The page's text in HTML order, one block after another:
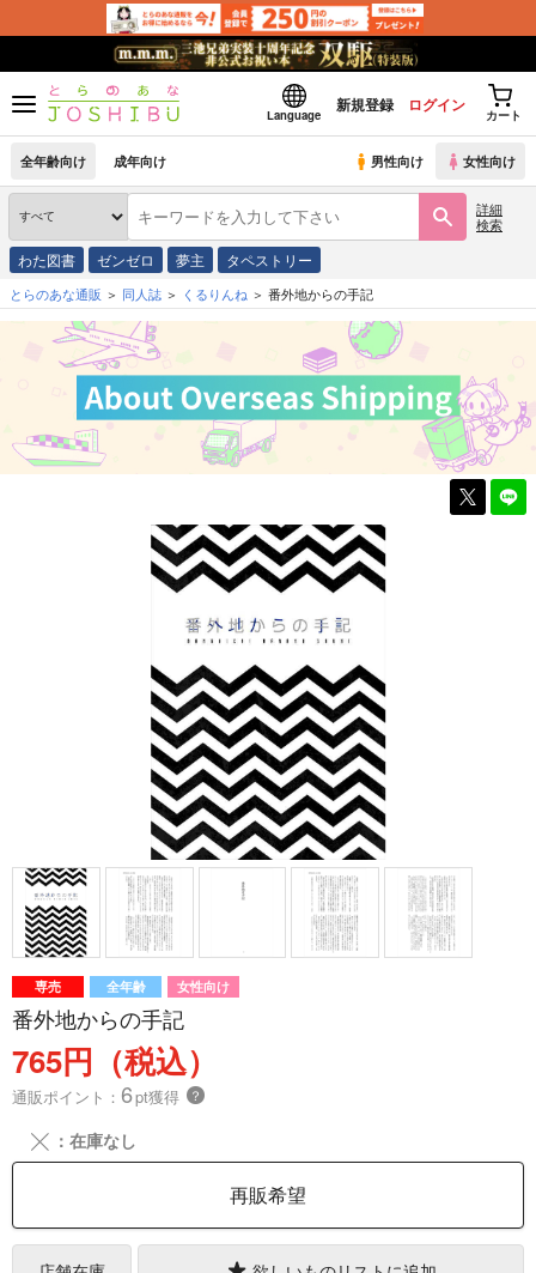
Language
新規登録 ログイン
カート
全年齢向け 成年向け 男性向け 女性向け
詳細
検索
わた図書 ゼンゼロ 夢主 タペストリー
とらのあな通販 同人誌 くるりんね 番外地からの手記
専売 全年齢 女性向け
番外地からの手記
765円（税込）
通販ポイント： 6pt獲得 ？
╳ ：在庫なし
再販希望